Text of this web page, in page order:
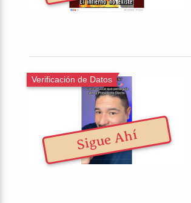
Verificación de Datos
Sigue Ahí